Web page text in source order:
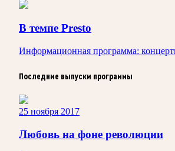
В темпе Presto
Информационная программа:
Последние выпуски программы
25 ноября 2017
Любовь на фоне революции